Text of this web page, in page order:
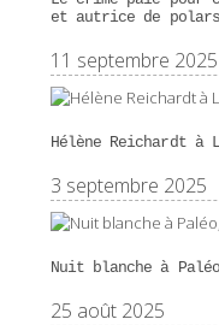
et autrice de polars
11 septembre 2025
Hélène Reichardt à
3 septembre 2025
Nuit blanche à
25 août 2025